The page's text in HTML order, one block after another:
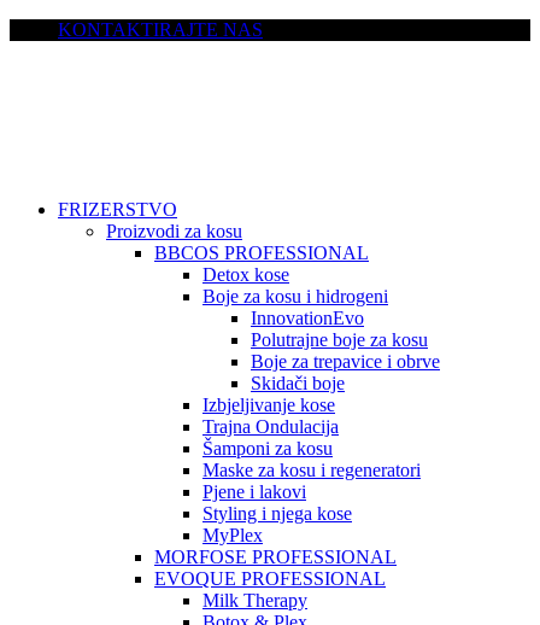
KONTAKTIRAJTE NAS
FRIZERSTVO
Proizvodi za kosu
BBCOS PROFESSIONAL
Detox kose
Boje za kosu i hidrogeni
InnovationEvo
Polutrajne boje za kosu
Boje za trepavice i obrve
Skidači boje
Izbjeljivanje kose
Trajna Ondulacija
Šamponi za kosu
Maske za kosu i regeneratori
Pjene i lakovi
Styling i njega kose
MyPlex
MORFOSE PROFESSIONAL
EVOQUE PROFESSIONAL
Milk Therapy